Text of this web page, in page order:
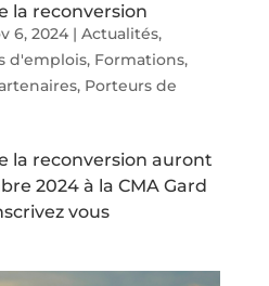
la reconversion
6, 2024| Actualités,
d'emplois, Formations,
, Porteurs de
la reconversion auront
2024 à la CMA Gard
vous